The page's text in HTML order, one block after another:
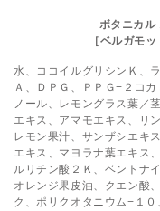
ボタニカル
［ベルガモ
水、ココイルグリシンＫ、
Ａ、ＤＰＧ、ＰＰＧ−２コ
ノール、レモングラス葉／
エキス、アマモエキス、リ
レモン果汁、サンザシエキ
エキス、マヨラナ葉エキス
ルリチン酸２Ｋ、ベントナ
オレンジ果皮油、クエン酸
ク、ポリクオタニウム−１